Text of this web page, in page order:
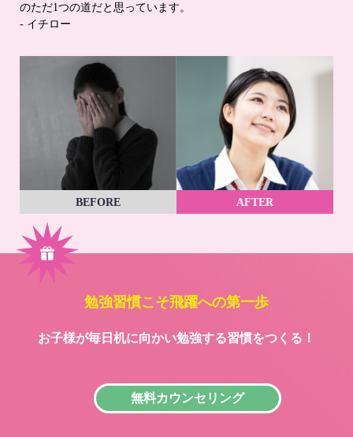
のただ1つの道だと思っています。
- イチロー
BEFORE AFTER
勉強習慣こそ飛躍への第一歩
お子様が毎日机に向かい勉強する習慣をつくる！
無料カウンセリング